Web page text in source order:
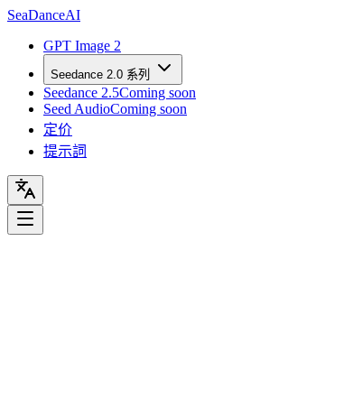
SeaDanceAI
GPT Image 2
Seedance 2.0 系列
Seedance 2.5Coming soon
Seed AudioComing soon
定价
提示詞